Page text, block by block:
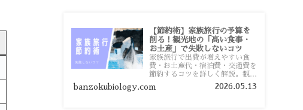
【節約術】家族旅行の予算を
削る！観光地の「高い食事・
お土産」で失敗しないコツ
家族旅行で出費が増えやすい食
費・お土産代・宿泊費・交通費を
節約するコツを詳しく解説。観光
地価格を避ける方法や、早割・ス
ーパー活用術、予算管理のポイン
banzokubiology.com 2026.05.13